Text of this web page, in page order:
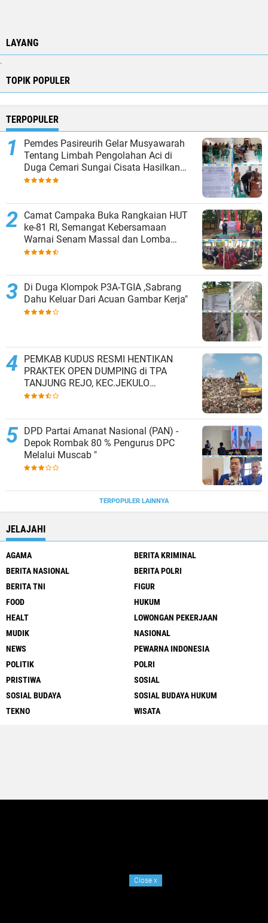
LAYANG
.
TOPIK POPULER
TERPOPULER
Pemdes Pasireurih Gelar Musyawarah
Tentang Limbah Pengolahan Aci di
Duga Cemari Sungai Cisata Hasilkan
Kesepakatan Tutup Sementara
Camat Campaka Buka Rangkaian HUT
ke-81 RI, Semangat Kebersamaan
Warnai Senam Massal dan Lomba
Karaoke Perangkat Desa
Di Duga Klompok P3A-TGIA ,Sabrang
Dahu Keluar Dari Acuan Gambar Kerja"
PEMKAB KUDUS RESMI HENTIKAN
PRAKTEK OPEN DUMPING di TPA
TANJUNG REJO, KEC.JEKULO
KAB.KUDUS,BERLAKUKAN SISTEM
DPD Partai Amanat Nasional (PAN) -
Depok Rombak 80 % Pengurus DPC
Melalui Muscab "
TERPOPULER LAINNYA
JELAJAHI
AGAMA
BERITA KRIMINAL
BERITA NASIONAL
BERITA POLRI
BERITA TNI
FIGUR
FOOD
HUKUM
HEALT
LOWONGAN PEKERJAAN
MUDIK
NASIONAL
NEWS
PEWARNA INDONESIA
POLITIK
POLRI
PRISTIWA
SOSIAL
SOSIAL BUDAYA
SOSIAL BUDAYA HUKUM
TEKNO
WISATA
Close x